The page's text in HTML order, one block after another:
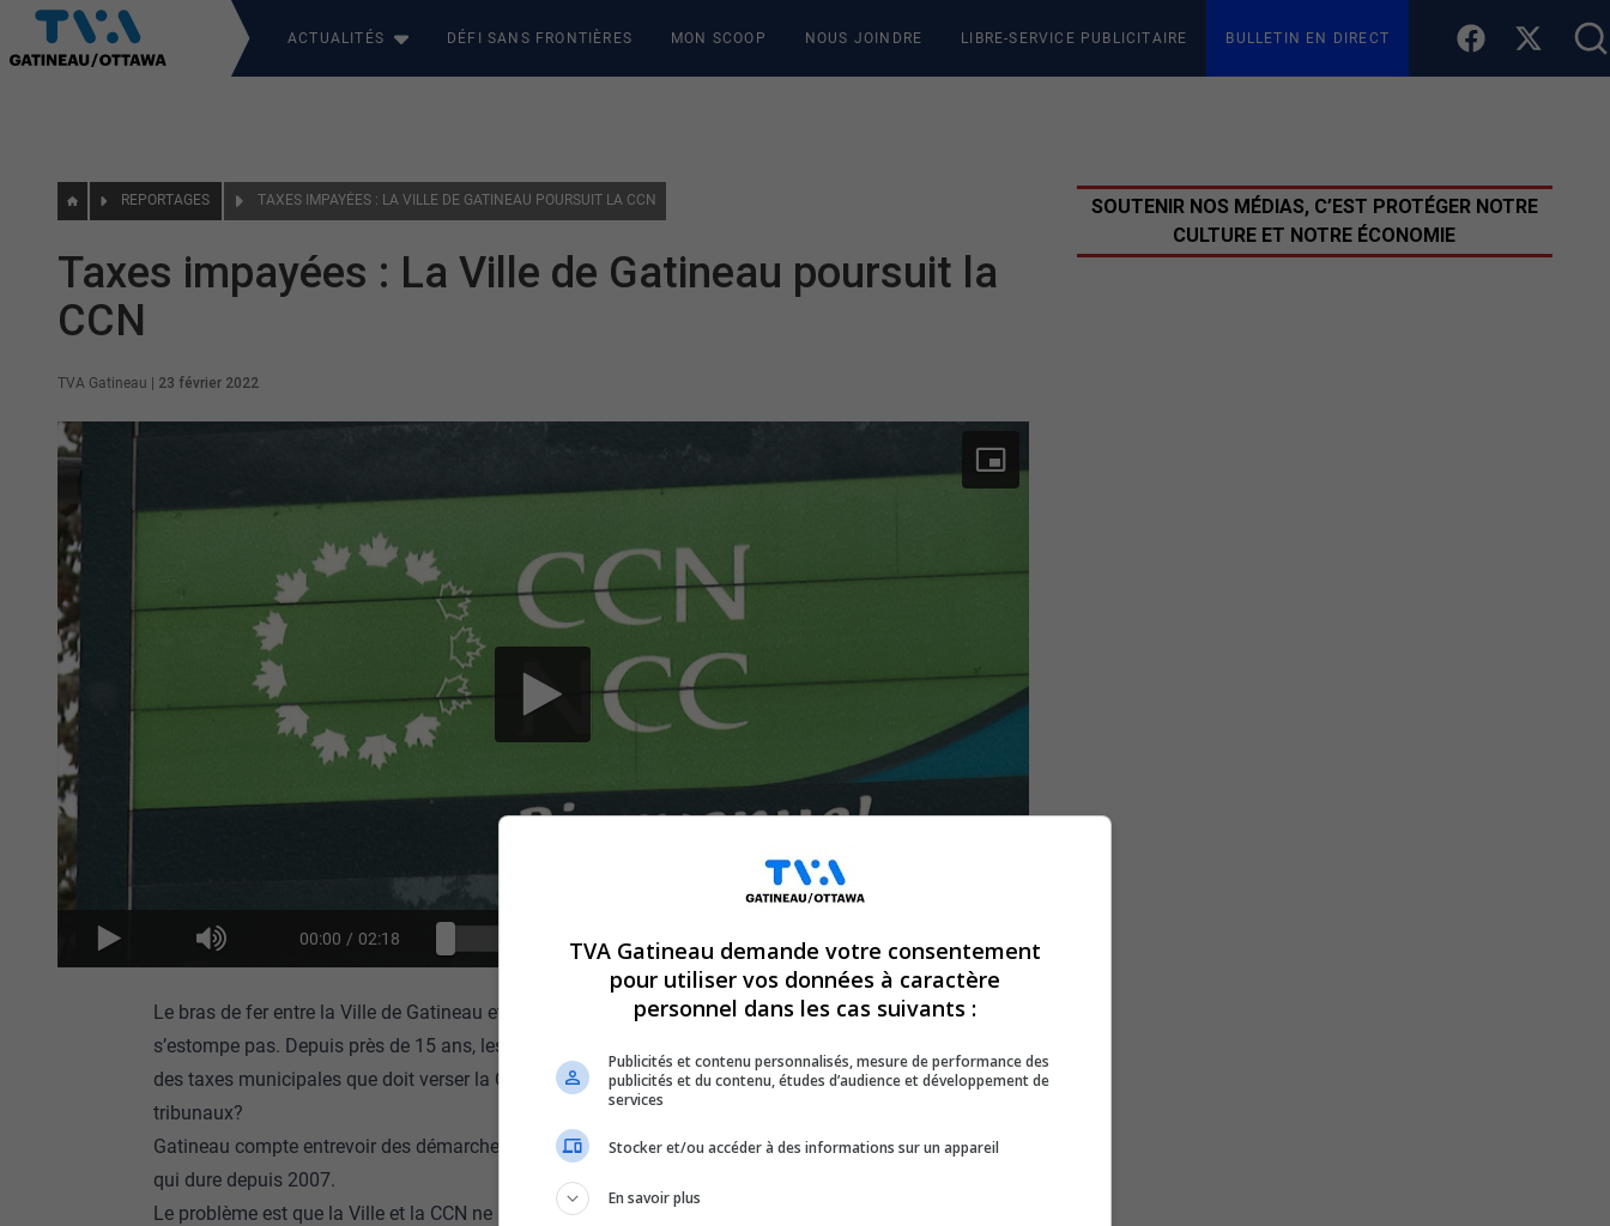
ACTUALITÉS DÉFI SANS FRONTIÈRES MON SCOOP NOUS JOINDRE LIBRE-SERVICE PUBLICITAIRE BULLETIN EN DIRECT
REPORTAGES TAXES IMPAYÉES : LA VILLE DE GATINEAU POURSUIT LA CCN
Taxes impayées : La Ville de Gatineau poursuit la
CCN
TVA Gatineau 23 février 2022
00:00 / 02:18
Le bras de fer entre la Ville de Gatineau et la Commission de la capitale nationale ne
s’estompe pas. Depuis près de 15 ans, les deux parties ne s’entendent pas sur le montant
des taxes municipales que doit verser la CCN. La Ville se tourne maintenant vers les
tribunaux?
Gatineau compte entrevoir des démarches judiciaires supplémentaires en raison de ce litige
qui dure depuis 2007.
Le problème est que la Ville et la CCN ne s’entendent pas sur la valeur de certains terrains.
SOUTENIR NOS MÉDIAS, C’EST PROTÉGER NOTRE
CULTURE ET NOTRE ÉCONOMIE
TVA Gatineau demande votre consentement
pour utiliser vos données à caractère
personnel dans les cas suivants :
Publicités et contenu personnalisés, mesure de performance des
publicités et du contenu, études d’audience et développement de
services
Stocker et/ou accéder à des informations sur un appareil
En savoir plus